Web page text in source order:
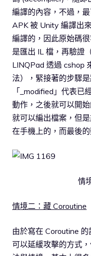
編譯的內容，不過，
APK 被 Unity 編譯出
編譯的，因此原始碼
是匯出 IL 檔，再驗證
LINQPad 透過 cshop
法），緊接著的步驟
「_modified」代表已
動作，之後就可以開
就可以編出檔案，但
在手機上的，而最後
情
情境二：藏 Coroutine
由於寫在 Coroutine
可以延緩攻擊的方式